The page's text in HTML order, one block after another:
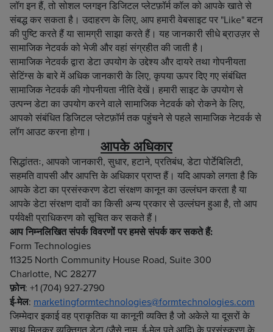
लॉग इन हैं, तो सोशल प्लगइन डिजिटल प्लेटफ़ॉर्म कॉल को आपके खाते से
संबद्ध कर सकता है। उदाहरण के लिए, आप हमारी वेबसाइट पर "Like" बटन
की पुष्टि करते हैं या सामग्री साझा करते हैं। यह जानकारी सीधे ब्राउज़र से
सामाजिक नेटवर्क को भेजी और वहां संग्रहीत की जाती है।
सामाजिक नेटवर्क द्वारा डेटा उपयोग के उद्देश्य और दायरे तथा गोपनीयता
सेटिंग्स के बारे में अधिक जानकारी के लिए, कृपया ऊपर दिए गए संबंधित
सामाजिक नेटवर्क की गोपनीयता नीति देखें। हमारी साइट के उपयोग से
उत्पन्न डेटा का उपयोग करने वाले सामाजिक नेटवर्क को रोकने के लिए,
आपको संबंधित डिजिटल प्लेटफ़ॉर्म तक पहुंचने से पहले सामाजिक नेटवर्क से
लॉग आउट करना होगा।
आपके अधिकार
सिद्धांततः, आपको जानकारी, सुधार, हटाने, प्रतिबंध, डेटा पोर्टेबिलिटी,
सहमति वापसी और आपत्ति के अधिकार प्राप्त हैं। यदि आपको लगता है कि
आपके डेटा का प्रसंस्करण डेटा संरक्षण कानून का उल्लंघन करता है या
आपके डेटा संरक्षण दावों का किसी अन्य प्रकार से उल्लंघन हुआ है, तो आप
पर्यवेक्षी प्राधिकरण को सूचित कर सकते हैं।
आप निम्नलिखित संपर्क विवरणों पर हमसे संपर्क कर सकते हैं:
Form Technologies
11325 North Community House Road, Suite 300
Charlotte, NC 28277
फ़ोन: +1 (704) 927-2790
ई-मेल: marketingformtechnologies@formtechnologies.com
जिम्मेदार इकाई वह प्राकृतिक या कानूनी व्यक्ति है जो अकेले या दूसरों के